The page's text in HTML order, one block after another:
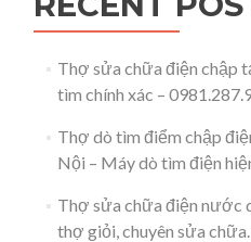
tầng
–
Thợ sửa chữa điện chập
tìm chính xác –
Thợ dò tìm điểm chập
Nội – Máy dò tìm điện
Thợ sửa chữa điện nước
thợ giỏi, chuyên sửa chữa.